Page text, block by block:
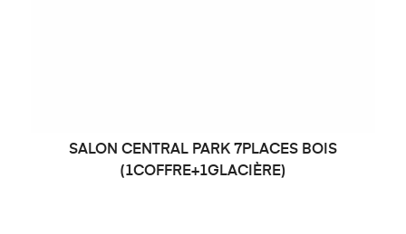
DEMANDE DE PRIX
SALON CENTRAL PARK 7PLACES BOIS
(1COFFRE+1GLACIÈRE)